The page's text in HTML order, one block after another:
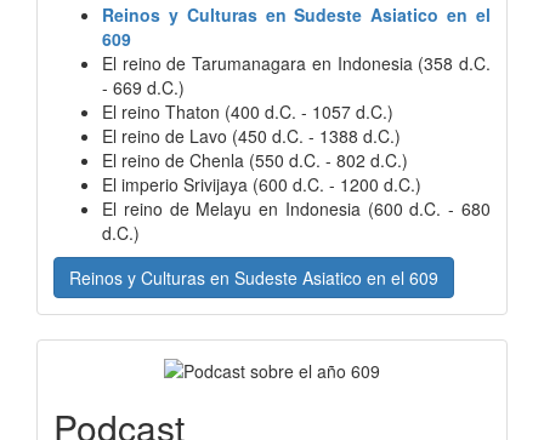
Reinos y Culturas en Sudeste Asiatico en el
609
El reino de Tarumanagara en Indonesia (358 d.C.
- 669 d.C.)
El reino Thaton (400 d.C. - 1057 d.C.)
El reino de Lavo (450 d.C. - 1388 d.C.)
El reino de Chenla (550 d.C. - 802 d.C.)
El imperio Srivijaya (600 d.C. - 1200 d.C.)
El reino de Melayu en Indonesia (600 d.C. - 680
d.C.)
Reinos y Culturas en Sudeste Asiatico en el 609
Podcast